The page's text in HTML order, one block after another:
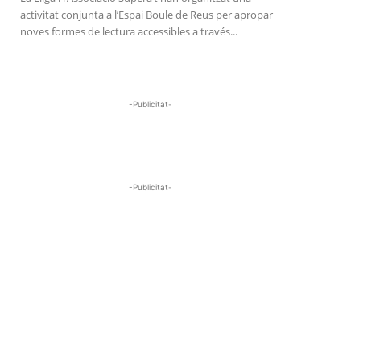
activitat conjunta a l’Espai Boule de Reus per apropar
noves formes de lectura accessibles a través...
-Publicitat-
-Publicitat-